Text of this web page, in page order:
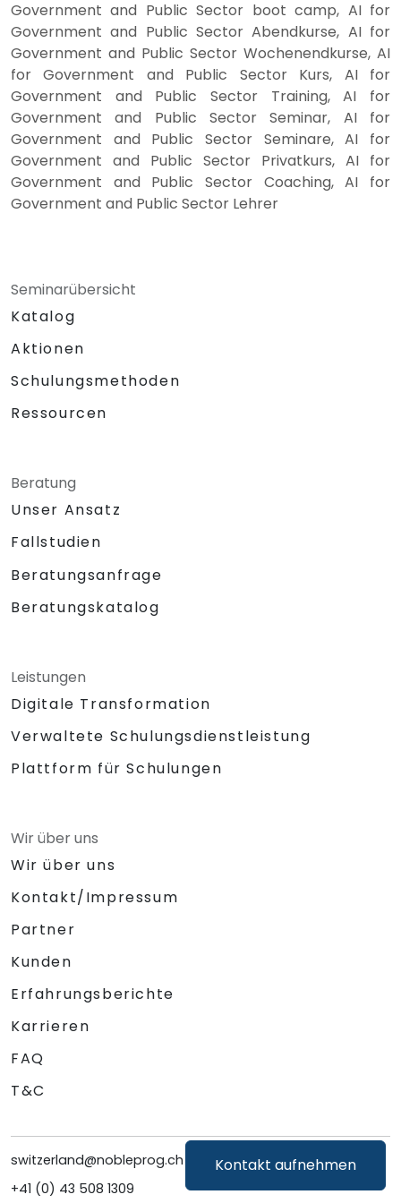
Kontakt aufnehmen
Government and Public Sector boot camp, AI for
Government and Public Sector Abendkurse, AI for
Government and Public Sector Wochenendkurse, AI
for Government and Public Sector Kurs, AI for
Government and Public Sector Training, AI for
Government and Public Sector Seminar, AI for
Government and Public Sector Seminare, AI for
Government and Public Sector Privatkurs, AI for
Government and Public Sector Coaching, AI for
Government and Public Sector Lehrer
Seminarübersicht
Katalog
Aktionen
Schulungsmethoden
Ressourcen
Beratung
Unser Ansatz
Fallstudien
Beratungsanfrage
Beratungskatalog
Leistungen
Digitale Transformation
Verwaltete Schulungsdienstleistung
Plattform für Schulungen
Wir über uns
Wir über uns
Kontakt/Impressum
Partner
Kunden
Erfahrungsberichte
Karrieren
FAQ
T&C
switzerland@nobleprog.ch
+41 (0) 43 508 1309